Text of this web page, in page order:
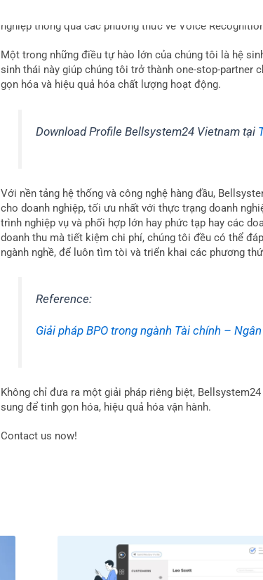
của khách hàng), tối ưu hóa các chỉ số vận hành của
nghiệp thông qua các phương thức về Voice
Một trong những điều tự hào lớn của chúng tôi là hệ
sinh thái này giúp chúng tôi trở thành one-stop-partner
gọn hóa và hiệu quả hóa chất lượng hoạt động.
Download Profile Bellsystem24 Vietnam tại
Với nền tảng hệ thống và công nghệ hàng đầu,
cho doanh nghiệp, tối ưu nhất với thực trạng doanh
trình nghiệp vụ và phối hợp lớn hay phức tạp hay các
doanh thu mà tiết kiệm chi phí, chúng tôi đều có thể
ngành nghề, để luôn tìm tòi và triển khai các phương
Reference:
Giải pháp BPO trong ngành Tài chính –
Không chỉ đưa ra một giải pháp riêng biệt,
sung để tinh gọn hóa, hiệu quả hóa vận hành.
Contact us now!